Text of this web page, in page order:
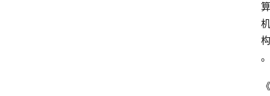
算
机
构
。
《